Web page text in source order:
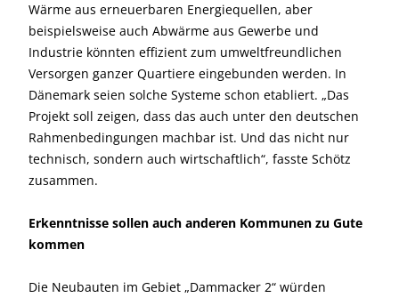
Wärme aus erneuerbaren Energiequellen, aber
beispielsweise auch Abwärme aus Gewerbe und
Industrie könnten effizient zum umweltfreundlichen
Versorgen ganzer Quartiere eingebunden werden. In
Dänemark seien solche Systeme schon etabliert. „Das
Projekt soll zeigen, dass das auch unter den deutschen
Rahmenbedingungen machbar ist. Und das nicht nur
technisch, sondern auch wirtschaftlich“, fasste Schötz
zusammen.
Erkenntnisse sollen auch anderen Kommunen zu Gute
kommen
Die Neubauten im Gebiet „Dammacker 2“ würden